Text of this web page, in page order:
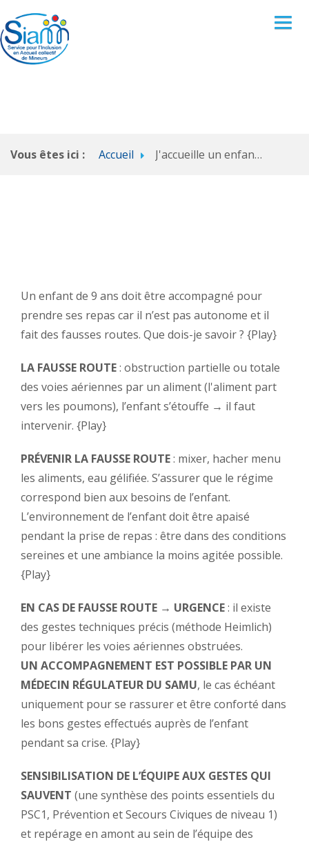
JE SUIS PARENT OU PROFESSIONNEL MÉDICO-SOCIAL
CONTACT
Vous êtes ici : Accueil J'accueille un enfant qui fait des fausses routes
Un enfant de 9 ans doit être accompagné pour
prendre ses repas car il n’est pas autonome et il
fait des fausses routes. Que dois-je savoir ? {Play}
LA FAUSSE ROUTE: obstruction partielle ou totale
des voies aériennes par un aliment (l'aliment part
vers les poumons), l’enfant s’étouffe → il faut
intervenir. {Play}
PRÉVENIR LA FAUSSE ROUTE: mixer, hacher menu
les aliments, eau gélifiée. S’assurer que le régime
correspond bien aux besoins de l’enfant.
L’environnement de l’enfant doit être apaisé
pendant la prise de repas : être dans des conditions
sereines et une ambiance la moins agitée possible.
{Play}
EN CAS DE FAUSSE ROUTE → URGENCE: il existe
des gestes techniques précis (méthode Heimlich)
pour libérer les voies aériennes obstruées.
UN ACCOMPAGNEMENT EST POSSIBLE PAR UN
MÉDECIN RÉGULATEUR DU SAMU, le cas échéant
uniquement pour se rassurer et être conforté dans
les bons gestes effectués auprès de l’enfant
pendant sa crise. {Play}
SENSIBILISATION DE L’ÉQUIPE AUX GESTES QUI
SAUVENT (une synthèse des points essentiels du
PSC1, Prévention et Secours Civiques de niveau 1)
et repérage en amont au sein de l’équipe des